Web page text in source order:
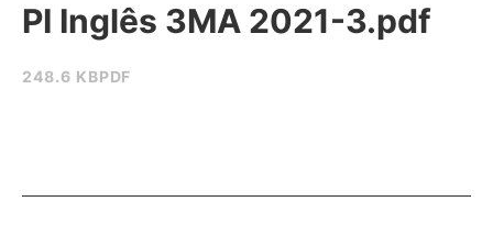
248.6 KBPDF
PI Inglês 3MA 2021-3.pdf